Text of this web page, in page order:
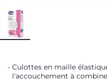
Culottes en maille
l'accouchement à